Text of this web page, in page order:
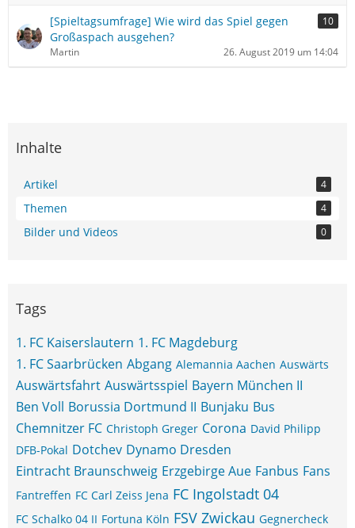
[Spieltagsumfrage] Wie wird das Spiel gegen
Großaspach ausgehen?
10
Martin 26. August 2019 um 14:04
Inhalte
Artikel 4
Themen 4
Bilder und Videos 0
Tags
1. FC Kaiserslautern 1. FC Magdeburg
1. FC Saarbrücken Abgang Alemannia Aachen Auswärts
Auswärtsfahrt Auswärtsspiel Bayern München II
Ben Voll Borussia Dortmund II Bunjaku Bus
Chemnitzer FC Christoph Greger Corona David Philipp
DFB-Pokal Dotchev Dynamo Dresden
Eintracht Braunschweig Erzgebirge Aue Fanbus Fans
Fantreffen FC Carl Zeiss Jena FC Ingolstadt 04
FC Schalko 04 II Fortuna Köln FSV Zwickau Gegnercheck